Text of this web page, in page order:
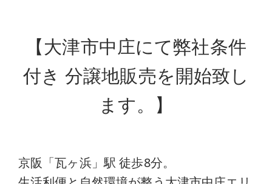
マイページ アカウント登録
【大津市中庄にて弊社条件
付き 分譲地販売を開始致し
ます。】
京阪「瓦ヶ浜」駅 徒歩8分。